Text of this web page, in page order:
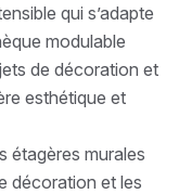
qui s’adapte
modulable
de décoration et
esthétique et
murales
décoration et les